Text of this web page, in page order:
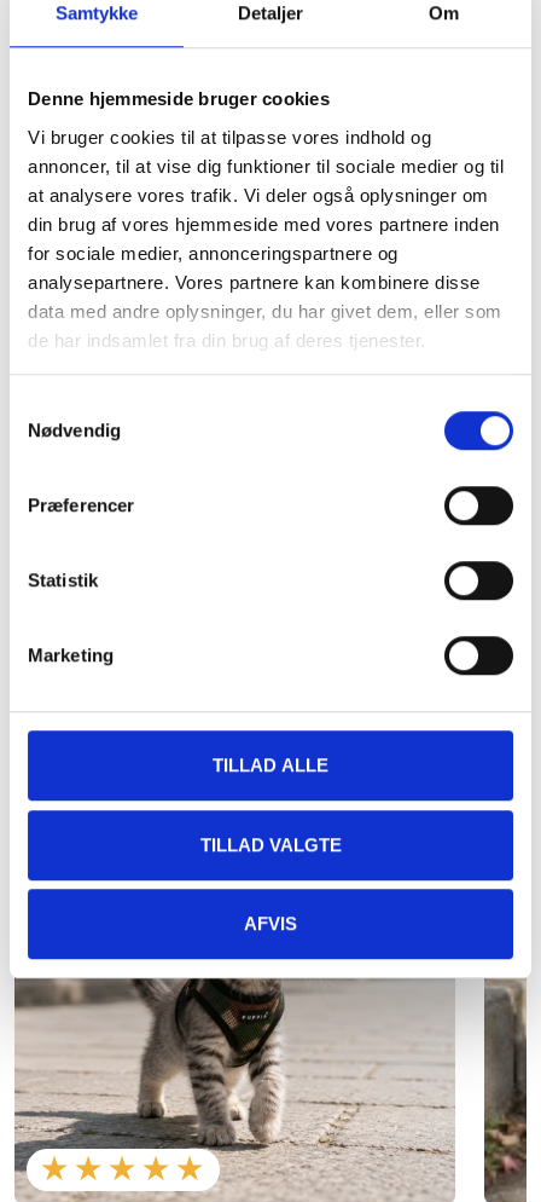
Samtykke Detaljer Om
Denne hjemmeside bruger cookies
Vi bruger cookies til at tilpasse vores indhold og
annoncer, til at vise dig funktioner til sociale medier og til
at analysere vores trafik. Vi deler også oplysninger om
din brug af vores hjemmeside med vores partnere inden
for sociale medier, annonceringspartnere og
analysepartnere. Vores partnere kan kombinere disse
data med andre oplysninger, du har givet dem, eller som
de har indsamlet fra din brug af deres tjenester.
Nødvendig
Præferencer
Statistik
Marketing
TILLAD ALLE
TILLAD VALGTE
AFVIS
Velcrolukning ved halsen– nem og sikker lukning.
Åndbart "Soft Air-Mesh"– komfortabel og
skånsom mod pelsen.
Letvægtsdesign– perfekt til både voksne katte og
killinger.
Skånsom for nakken
– giver god bevægelighed
uden belastning.
Perfekt til daglig brug
Denneergonomiske kattesele er ideel til både
Farve:Army camouflage med sort kant
Vi anbefaler flexline i small 8 meter line eller KW´s
Din bedste ven vil også elske dette
★★★★★